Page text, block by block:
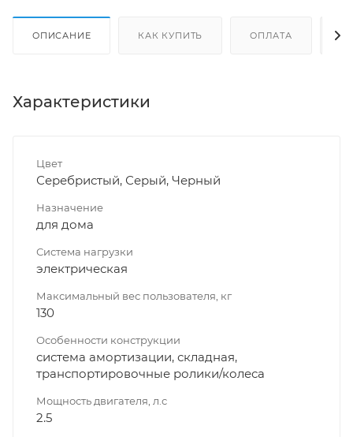
ОПИСАНИЕ КАК КУПИТЬ ОПЛАТА
Характеристики
Цвет
Серебристый, Серый, Черный
Назначение
для дома
Система нагрузки
электрическая
Максимальный вес пользователя, кг
130
Особенности конструкции
система амортизации, складная,
транспортировочные ролики/колеса
Мощность двигателя, л.с
2.5